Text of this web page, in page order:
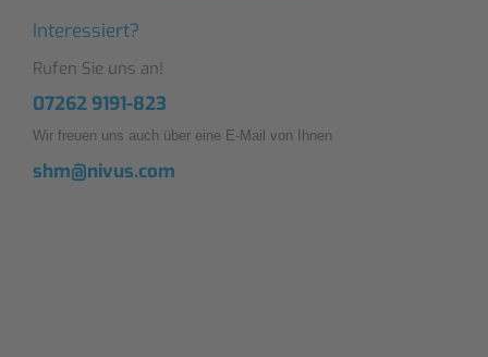
Interessiert?
Rufen Sie uns an!
07262 9191-823
Wir freuen uns auch über eine E-Mail von Ihnen
shm@nivus.com